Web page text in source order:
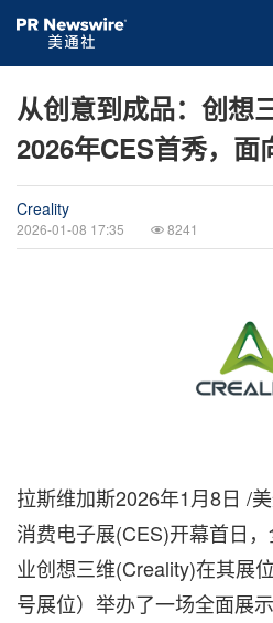
从创意到成品：创想
2026年CES首秀，面
Creality
2026-01-08 17:35 8241
拉斯维加斯2026年1月8日 /
消费电子展(CES)开幕首日
业创想三维(Creality)在其展
号展位）举办了一场全面展